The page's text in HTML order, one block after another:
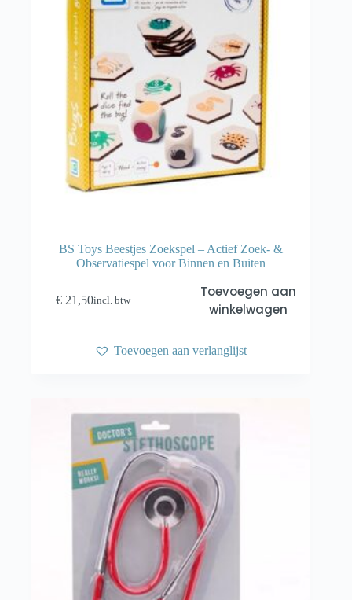
BS Toys Beestjes Zoekspel – Actief Zoek- &
Observatiespel voor Binnen en Buiten
€ 21,50incl. btw
Toevoegen aan
winkelwagen
Toevoegen aan verlanglijst